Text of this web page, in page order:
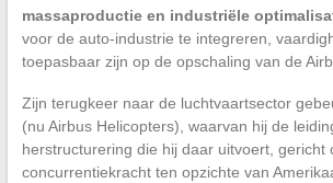
massaproductie en industriële
voor de auto-industrie te integreren,
toepasbaar zijn op de opschaling van de
Zijn terugkeer naar de luchtvaartsector
(nu Airbus Helicopters), waarvan hij de
herstructurering die hij daar uitvoert, gericht
concurrentiekracht ten opzichte van